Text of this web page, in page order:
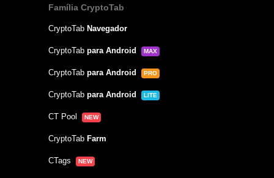
Família CryptoTab
CryptoTab Navegador
CryptoTab para Android MAX
CryptoTab para Android PRO
CryptoTab para Android LITE
CT Pool NEW
CryptoTab Farm
CTags NEW